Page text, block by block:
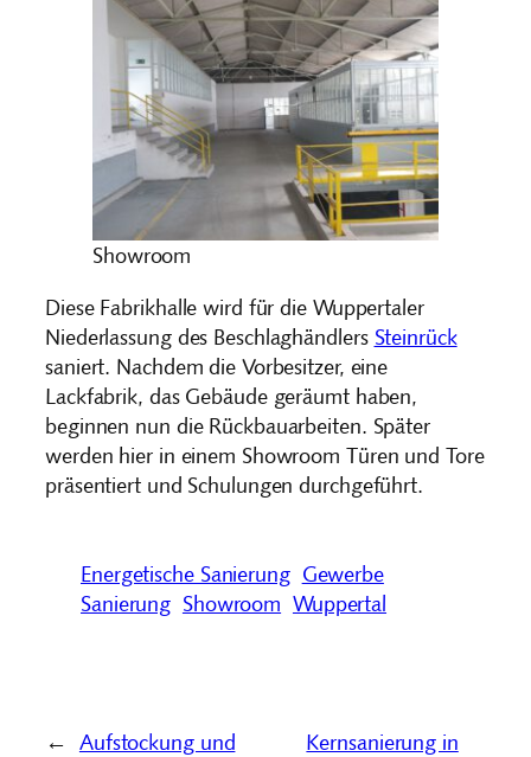
Showroom
Diese Fabrikhalle wird für die Wuppertaler
Niederlassung des Beschlaghändlers Steinrück
saniert. Nachdem die Vorbesitzer, eine
Lackfabrik, das Gebäude geräumt haben,
beginnen nun die Rückbauarbeiten. Später
werden hier in einem Showroom Türen und Tore
präsentiert und Schulungen durchgeführt.
Energetische Sanierung Gewerbe
Sanierung Showroom Wuppertal
← Aufstockung und
Kernsanierung in